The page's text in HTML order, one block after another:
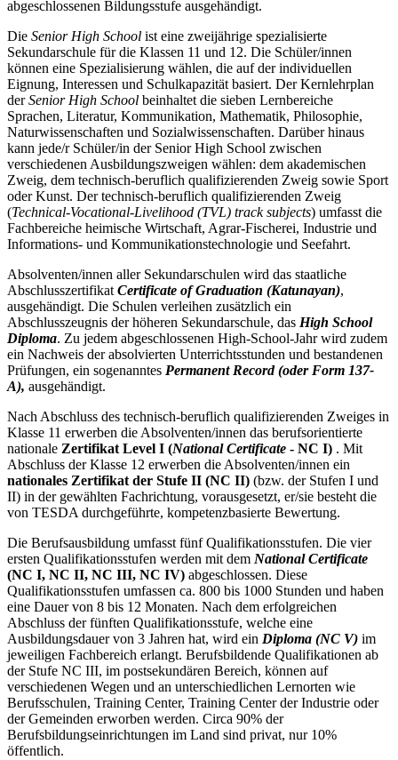
abgeschlossenen Bildungsstufe ausgehändigt.
Die Senior High School ist eine zweijährige spezialisierte
Sekundarschule für die Klassen 11 und 12. Die Schüler/innen
können eine Spezialisierung wählen, die auf der individuellen
Eignung, Interessen und Schulkapazität basiert. Der Kernlehrplan
derSenior High School beinhaltet die sieben Lernbereiche
Sprachen, Literatur, Kommunikation, Mathematik, Philosophie,
Naturwissenschaften und Sozialwissenschaften. Darüber hinaus
kann jede/r Schüler/in der Senior High School zwischen
verschiedenen Ausbildungszweigen wählen: dem akademischen
Zweig, dem technisch-beruflich qualifizierenden Zweig sowie Sport
oder Kunst. Der technisch-beruflich qualifizierenden Zweig
(Technical-Vocational-Livelihood (TVL) track subjects) umfasst die
Fachbereiche heimische Wirtschaft, Agrar-Fischerei, Industrie und
Informations- und Kommunikationstechnologie und Seefahrt.
Absolventen/innen aller Sekundarschulen wird das staatliche
Abschlusszertifikat Certificate of Graduation (Katunayan),
ausgehändigt. Die Schulen verleihen zusätzlich ein
Abschlusszeugnis der höheren Sekundarschule, das High School
Diploma. Zu jedem abgeschlossenen High-School-Jahr wird zudem
ein Nachweis der absolvierten Unterrichtsstunden und bestandenen
Prüfungen, ein sogenanntes Permanent Record (oder Form 137-
A), ausgehändigt.
Nach Abschluss des technisch-beruflich qualifizierenden Zweiges in
Klasse 11 erwerben die Absolventen/innen das berufsorientierte
nationale Zertifikat Level I (National Certificate - NC I) . Mit
Abschluss der Klasse 12 erwerben die Absolventen/innen ein
nationales Zertifikat der Stufe II (NC II) (bzw. der Stufen I und
II) in der gewählten Fachrichtung, vorausgesetzt, er/sie besteht die
von TESDA durchgeführte, kompetenzbasierte Bewertung.
Die Berufsausbildung umfasst fünf Qualifikationsstufen. Die vier
ersten Qualifikationsstufen werden mit dem National Certificate
(NC I, NC II, NC III, NC IV) abgeschlossen. Diese
Qualifikationsstufen umfassen ca. 800 bis 1000 Stunden und haben
eine Dauer von 8 bis 12 Monaten. Nach dem erfolgreichen
Abschluss der fünften Qualifikationsstufe, welche eine
Ausbildungsdauer von 3 Jahren hat, wird ein Diploma (NC V) im
jeweiligen Fachbereich erlangt. Berufsbildende Qualifikationen ab
der Stufe NC III, im postsekundären Bereich, können auf
verschiedenen Wegen und an unterschiedlichen Lernorten wie
Berufsschulen, Training Center, Training Center der Industrie oder
der Gemeinden erworben werden. Circa 90% der
Berufsbildungseinrichtungen im Land sind privat, nur 10%
öffentlich.